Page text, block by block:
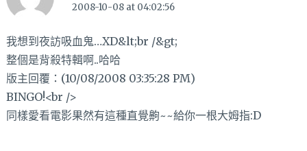
2008-10-08 at 04:02:56
我想到夜訪吸血鬼…XD&lt;br /&gt;
整個是背殺特輯啊..哈哈
版主回覆：(10/08/2008 03:35:28 PM)
BINGO!<br />
同樣愛看電影果然有這種直覺齁~~給你一根大姆指:D